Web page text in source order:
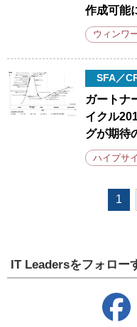
作成可能
ウィンワ
SFA／
ガートナ
イクル
グが期待
ハイプサ
1
IT Leadersをフォロー